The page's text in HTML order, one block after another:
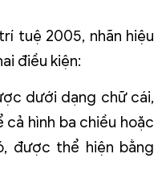
tuệ 2005, nhãn hiệu
điều kiện:
dưới dạng chữ cái,
cả hình ba chiều hoặc
được thể hiện bằng